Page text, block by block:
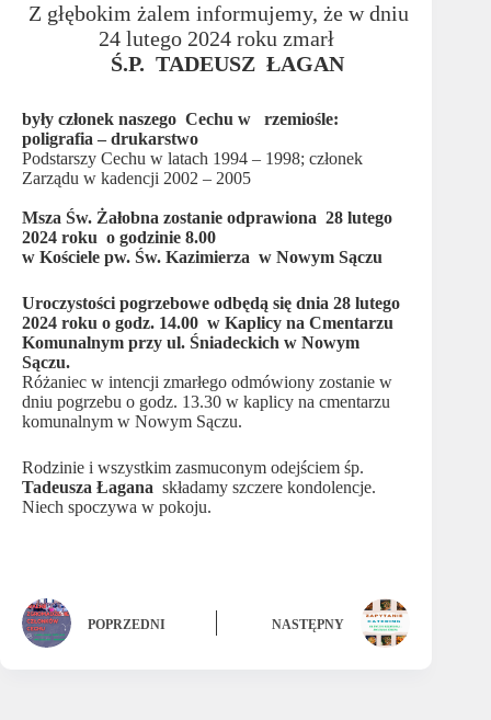
Z głębokim żalem informujemy, że w dniu
24 lutego 2024 roku zmarł
Ś.P. TADEUSZ ŁAGAN
były członek naszego Cechu w rzemiośle:
poligrafia – drukarstwo
Podstarszy Cechu w latach 1994 – 1998; członek
Zarządu w kadencji 2002 – 2005
Msza Św. Żałobna zostanie odprawiona 28 lutego
2024 roku o godzinie 8.00
w Kościele pw. Św. Kazimierza w Nowym Sączu
Uroczystości pogrzebowe odbędą się dnia 28 lutego
2024 roku o godz. 14.00 w Kaplicy na Cmentarzu
Komunalnym przy ul. Śniadeckich w Nowym
Sączu.
Różaniec w intencji zmarłego odmówiony zostanie w
dniu pogrzebu o godz. 13.30 w kaplicy na cmentarzu
komunalnym w Nowym Sączu.
Rodzinie i wszystkim zasmuconym odejściem śp.
Tadeusza Łagana składamy szczere kondolencje.
Niech spoczywa w pokoju.
POPRZEDNI NASTĘPNY